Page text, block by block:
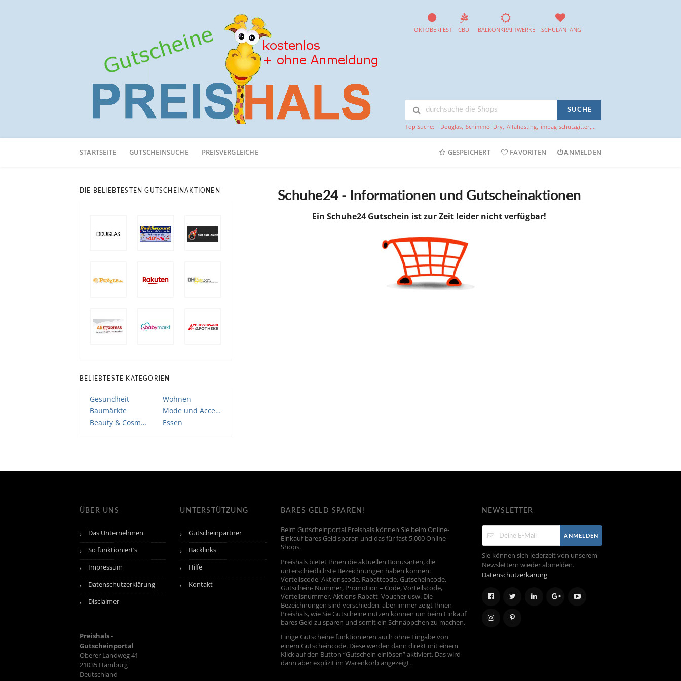
OKTOBERFEST CBD BALKONKRAFTWERKE SCHULANFANG
SUCHE
Top Suche: Douglas, Schimmel-Dry, Alfahosting, impag-schutzgitter,...
Online-
STARTSEITE GUTSCHEINSUCHE PREISVERGLEICHE GESPEICHERT FAVORITEN ANMELDEN
Schuhe24 - Informationen und Gutscheinaktionen
Ein Schuhe24 Gutschein ist zur Zeit leider nicht verfügbar!
DIE BELIEBTESTEN GUTSCHEINAKTIONEN
BELIEBTESTE KATEGORIEN
Gesundheit
Wohnen
Baumärkte
Mode und Accessoires
Beauty & Cosmetic
Essen
ÜBER UNS
Das Unternehmen
So funktioniert’s
Impressum
Datenschutzerklärung
Disclaimer
Preishals -
Gutscheinportal
Oberer Landweg 41
21035 Hamburg
Deutschland
UNTERSTÜTZUNG
Gutscheinpartner
Backlinks
Hilfe
Kontakt
BARES GELD SPAREN!
Beim Gutscheinportal Preishals können Sie beim Online-
Einkauf bares Geld sparen und das für fast 5.000 Online-
Shops.
Preishals bietet Ihnen die aktuellen Bonusarten, die
unterschiedlichste Bezeichnungen haben können:
Vorteilscode, Aktionscode, Rabattcode, Gutscheincode,
Gutschein- Nummer, Promotion – Code, Vorteilscode,
Vorteilsnummer, Aktions-Rabatt, Voucher usw. Die
Bezeichnungen sind verschieden, aber immer zeigt Ihnen
Preishals, wie Sie Gutscheine nutzen können um beim Einkauf
bares Geld zu sparen und somit ein Schnäppchen zu machen.
Einige Gutscheine funktionieren auch ohne Eingabe von
einem Gutscheincode. Diese werden dann direkt mit einem
Klick auf den Button “Gutschein einlösen” aktiviert. Das wird
dann aber explizit im Warenkorb angezeigt.
NEWSLETTER
ANMELDEN
Sie können sich jederzeit von unserem
Newslettern wieder abmelden.
Datenschutzerkärung